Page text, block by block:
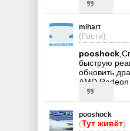
mihart
(Гости)
pooshock
быструю
обновить
AMD
pooshock
(Тут живёт)